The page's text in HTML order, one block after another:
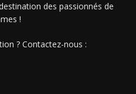
des passionnés de
!
? Contactez-nous :